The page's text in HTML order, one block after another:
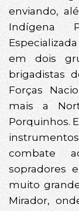
enviando,
Indígena
em dois
brigadistas
Forças
mais a
Porquinhos.
combate
sopradores
muito
Mirador,